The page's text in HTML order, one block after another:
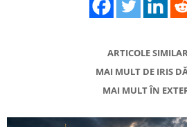
ARTICOLE
MAI MULT DE IRIS
MAI MULT ÎN